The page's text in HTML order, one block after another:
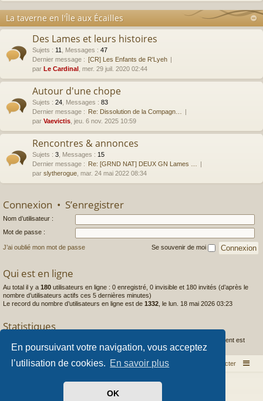
En poursuivant votre navigation, vous acceptez
l’utilisation de cookies. En savoir plus
OK
La taverne en l'Île aux Écailles
Des Lames et leurs histoires
Sujets : 11 Messages : 47
Dernier message : [CR] Les Enfants de R'Lyeh
par Le Cardinal , mer. 29 juil. 2020 02:44
Autour d'une chope
Sujets : 24 Messages : 83
Dernier message : Re: Dissolution de la Compagn…
par Vaevictis , jeu. 6 nov. 2025 10:59
Rencontres & annonces
Sujets : 3 Messages : 15
Dernier message : Re: [GRND NAT] DEUX GN Lames …
par slytherogue , mar. 24 mai 2022 08:34
Connexion • S’enregistrer
Nom d’utilisateur :
Mot de passe :
J’ai oublié mon mot de passe Se souvenir de moi
Qui est en ligne
Au total il y a 180 utilisateurs en ligne : 0 enregistré, 0 invisible et 180 invités (d’après le
nombre d’utilisateurs actifs ces 5 dernières minutes)
Le record du nombre d’utilisateurs en ligne est de 1332 , le lun. 18 mai 2026 03:23
Statistiques
membres • Le membre enregistré le plus récent est
Caldera .
Index du forum Nous contacter
Développé parphpBB® Forum Software © phpBB Limited
Arty- phpBB 3.3 par MrGaby